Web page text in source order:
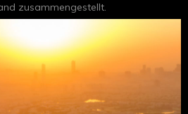
zusammengestellt.